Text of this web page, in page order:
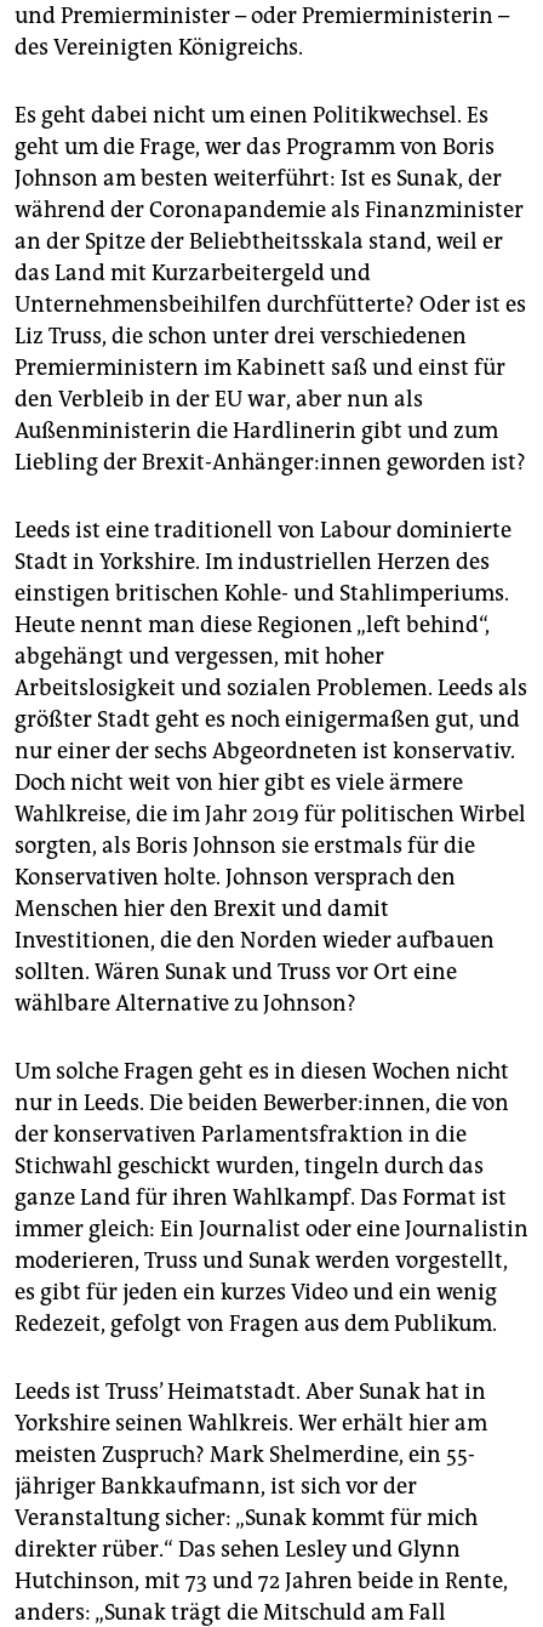
und Premierminister – oder Premierministerin –
des Vereinigten Königreichs.
Es geht dabei nicht um einen Politikwechsel. Es
geht um die Frage, wer das Programm von Boris
Johnson am besten weiterführt: Ist es Sunak, der
während der Coronapandemie als Finanzminister
an der Spitze der Beliebtheitsskala stand, weil er
das Land mit Kurzarbeitergeld und
Unternehmensbeihilfen durchfütterte? Oder ist es
Liz Truss, die schon unter drei verschiedenen
Premierministern im Kabinett saß und einst für
den Verbleib in der EU war, aber nun als
Außenministerin die Hardlinerin gibt und zum
Liebling der Brexit-Anhänger:innen geworden ist?
Leeds ist eine traditionell von Labour dominierte
Stadt in Yorkshire. Im industriellen Herzen des
einstigen britischen Kohle- und Stahlimperiums.
Heute nennt man diese Regionen „left behind“,
abgehängt und vergessen, mit hoher
Arbeitslosigkeit und sozialen Problemen. Leeds als
größter Stadt geht es noch einigermaßen gut, und
nur einer der sechs Abgeordneten ist konservativ.
Doch nicht weit von hier gibt es viele ärmere
Wahlkreise, die im Jahr 2019 für politischen Wirbel
sorgten, als Boris Johnson sie erstmals für die
Konservativen holte. Johnson versprach den
Menschen hier den Brexit und damit
Investitionen, die den Norden wieder aufbauen
sollten. Wären Sunak und Truss vor Ort eine
wählbare Alternative zu Johnson?
Um solche Fragen geht es in diesen Wochen nicht
nur in Leeds. Die beiden Bewerber:innen, die von
der konservativen Parlamentsfraktion in die
Stichwahl geschickt wurden, tingeln durch das
ganze Land für ihren Wahlkampf. Das Format ist
immer gleich: Ein Journalist oder eine Journalistin
moderieren, Truss und Sunak werden vorgestellt,
es gibt für jeden ein kurzes Video und ein wenig
Redezeit, gefolgt von Fragen aus dem Publikum.
Leeds ist Truss’ Heimatstadt. Aber Sunak hat in
Yorkshire seinen Wahlkreis. Wer erhält hier am
meisten Zuspruch? Mark Shelmerdine, ein 55-
jähriger Bankkaufmann, ist sich vor der
Veranstaltung sicher: „Sunak kommt für mich
direkter rüber.“ Das sehen Lesley und Glynn
Hutchinson, mit 73 und 72 Jahren beide in Rente,
anders: „Sunak trägt die Mitschuld am Fall